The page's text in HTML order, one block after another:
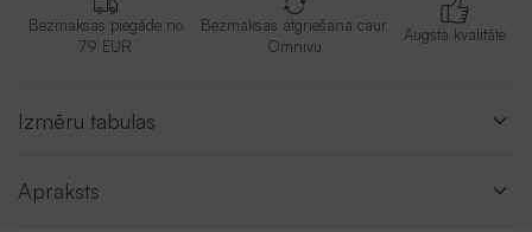
Bezmaksas piegāde no
79 EUR
Bezmaksas atgriešana caur
Omnivu
Augsta kvalitāte
Izmēru tabulas
Apraksts